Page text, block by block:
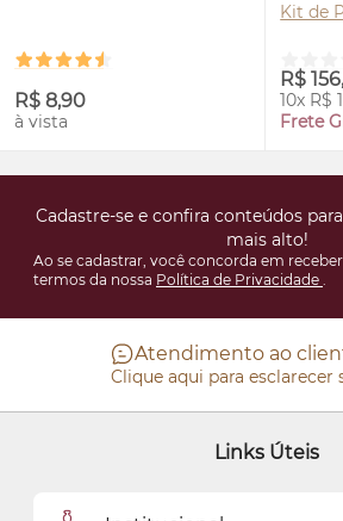
R$ 8,90
à vista
Kit de
R$
10x R$
Frete
Cadastre-se e confira conteúdos
mais alto!
Ao se cadastrar, você concorda em
termos da nossa Política de Privacidade .
Atendimento ao
Clique aqui para esclarecer
Links Úteis